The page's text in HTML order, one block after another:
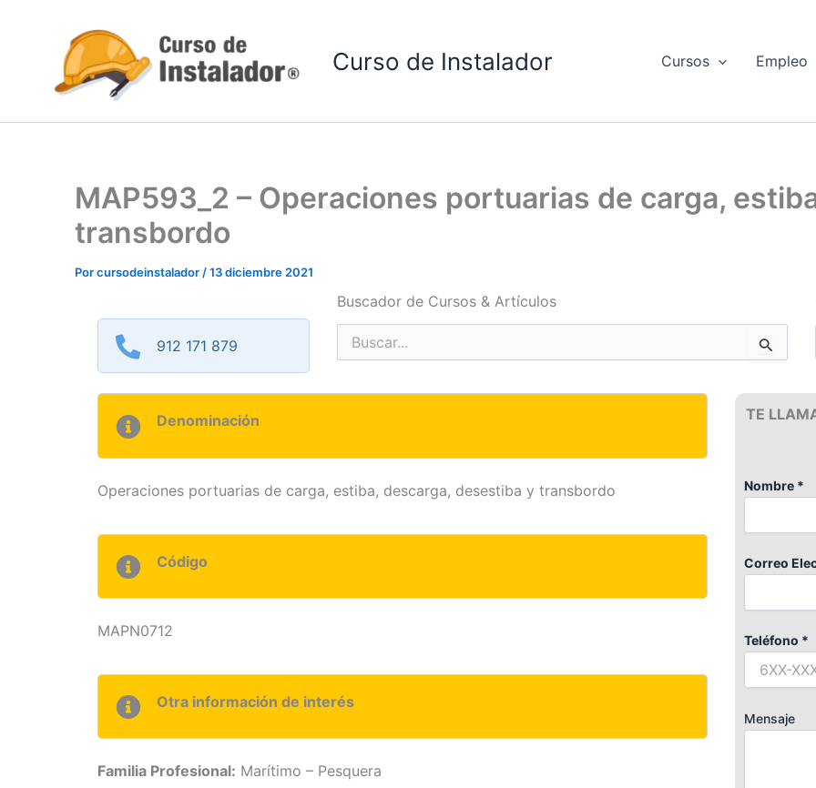
contenido
Curso de Instalador Cursos Empleo
MAP593_2 – Operaciones portuarias de carga,
transbordo
Porcursodeinstalador/13 diciembre 2021
912 171 879
Buscador de Cursos & Artículos
Buscar
por:
Denominación
Operaciones portuarias de carga, estiba, descarga, desestiba y transbordo
Código
MAPN0712
Otra información de interés
Familia Profesional: Marítimo – Pesquera
TE
Nombre *
Correo
Teléfono *
Mensaje